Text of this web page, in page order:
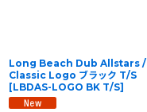
Long Beach Dub Allstars /
Classic Logo ブラック T/S
[LBDAS-LOGO BK T/S]